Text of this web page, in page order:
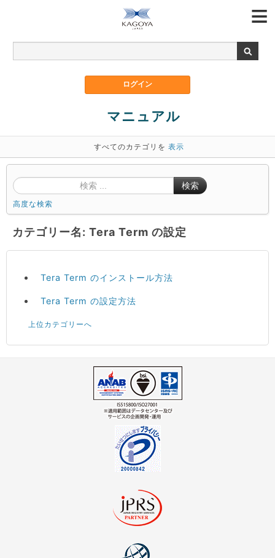
マニュアル
すべてのカテゴリを 表示
検索
高度な検索
カテゴリー名: Tera Term の設定
Tera Term のインストール方法
Tera Term の設定方法
上位カテゴリーへ